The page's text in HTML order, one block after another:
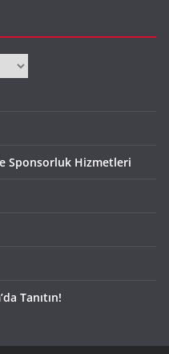
Sponsorluk Hizmetleri
Tanıtın!